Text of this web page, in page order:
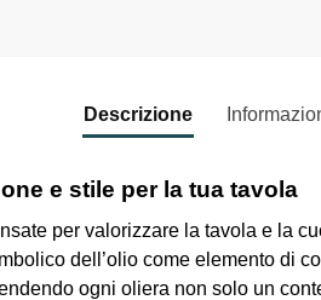
Descrizione
e stile per la tua tavola
per valorizzare la tavola e la
dell’olio come elemento di
ogni oliera non solo un